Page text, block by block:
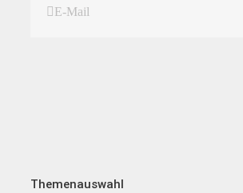
E-Mail
Themenauswahl